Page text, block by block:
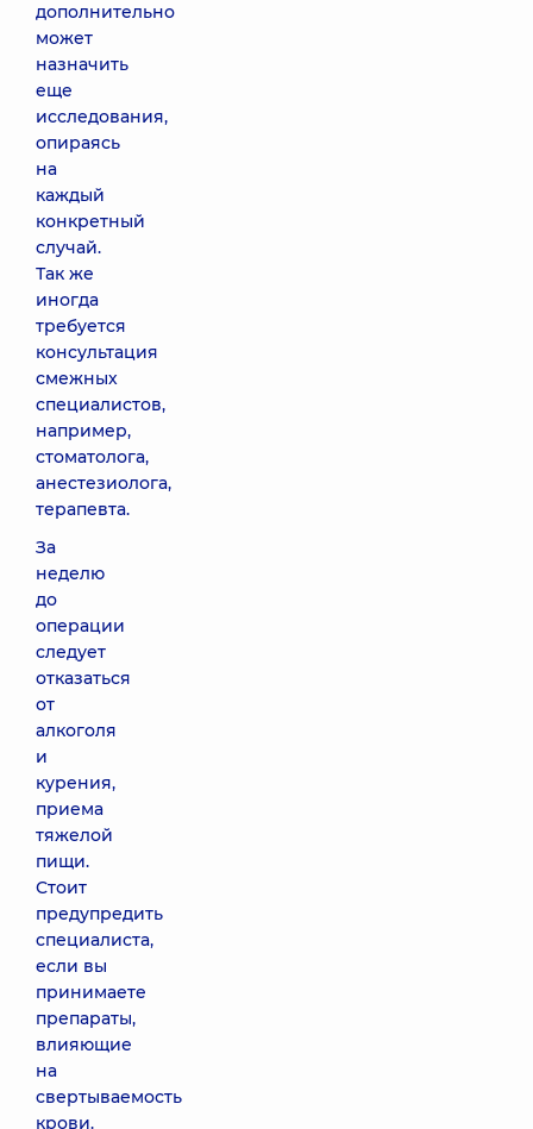
дополнительно
может
назначить
еще
исследования,
опираясь
на
каждый
конкретный
случай.
Так же
иногда
требуется
консультация
смежных
специалистов,
например,
стоматолога,
анестезиолога,
терапевта.
За
неделю
до
операции
следует
отказаться
от
алкоголя
и
курения,
приема
тяжелой
пищи.
Стоит
предупредить
специалиста,
если вы
принимаете
препараты,
влияющие
на
свертываемость
крови.